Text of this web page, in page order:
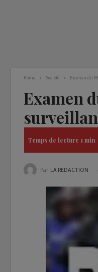
Home Société Examen du
Examen
Par LA REDACTION